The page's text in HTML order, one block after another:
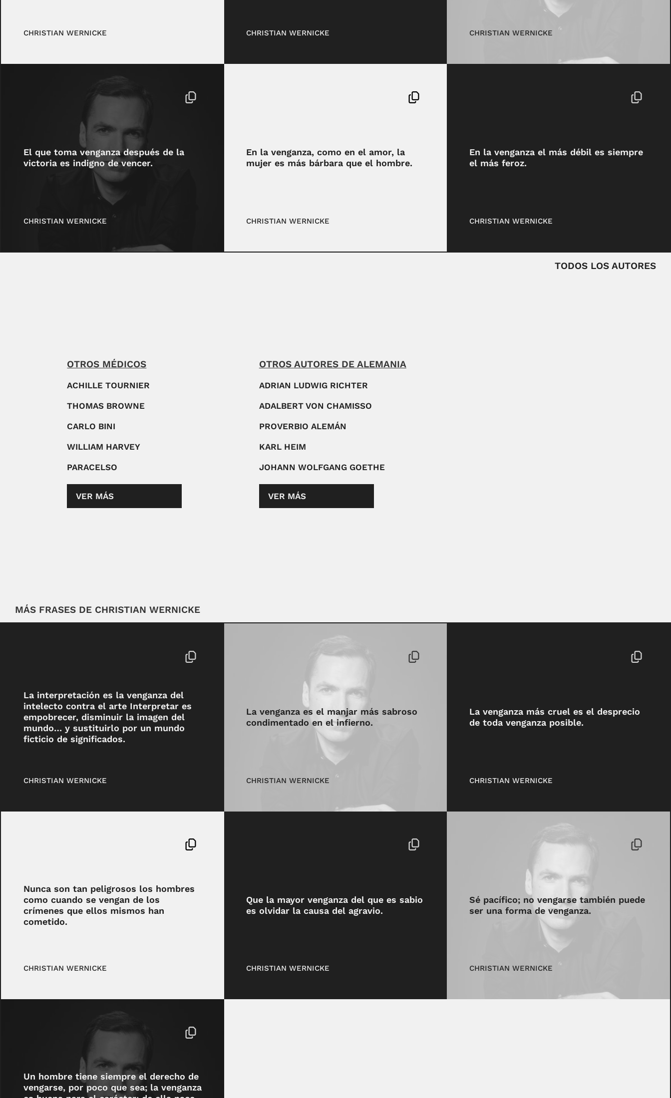
CHRISTIAN WERNICKE CHRISTIAN WERNICKE CHRISTIAN WERNICKE
El que toma venganza después de la
victoria es indigno de vencer.
CHRISTIAN WERNICKE
En la venganza, como en el amor, la
mujer es más bárbara que el hombre.
CHRISTIAN WERNICKE
En la venganza el más débil es siempre
el más feroz.
CHRISTIAN WERNICKE
TODOS LOS AUTORES
OTROS MÉDICOS
ACHILLE TOURNIER
THOMAS BROWNE
CARLO BINI
WILLIAM HARVEY
PARACELSO
VER MÁS
OTROS AUTORES DE ALEMANIA
ADRIAN LUDWIG RICHTER
ADALBERT VON CHAMISSO
PROVERBIO ALEMÁN
KARL HEIM
JOHANN WOLFGANG GOETHE
VER MÁS
MÁS FRASES DE CHRISTIAN WERNICKE
La interpretación es la venganza del
intelecto contra el arte Interpretar es
empobrecer, disminuir la imagen del
mundo… y sustituirlo por un mundo
ficticio de significados.
CHRISTIAN WERNICKE
La venganza es el manjar más sabroso
condimentado en el infierno.
CHRISTIAN WERNICKE
La venganza más cruel es el desprecio
de toda venganza posible.
CHRISTIAN WERNICKE
Nunca son tan peligrosos los hombres
como cuando se vengan de los
crímenes que ellos mismos han
cometido.
CHRISTIAN WERNICKE
Que la mayor venganza del que es sabio
es olvidar la causa del agravio.
CHRISTIAN WERNICKE
Sé pacífico; no vengarse también puede
ser una forma de venganza.
CHRISTIAN WERNICKE
Un hombre tiene siempre el derecho de
vengarse, por poco que sea; la venganza